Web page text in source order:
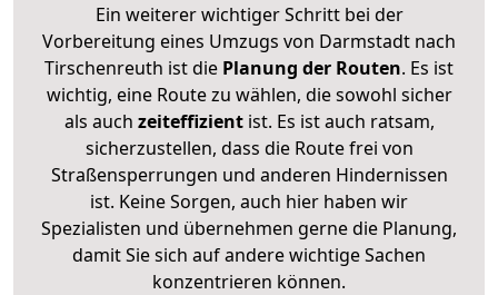
Ein weiterer wichtiger Schritt bei der
Vorbereitung eines Umzugs von Darmstadt nach
Tirschenreuth ist die Planung der Routen. Es ist
wichtig, eine Route zu wählen, die sowohl sicher
als auch zeiteffizientist. Es ist auch ratsam,
sicherzustellen, dass die Route frei von
Straßensperrungen und anderen Hindernissen
ist. Keine Sorgen, auch hier haben wir
Spezialisten und übernehmen gerne die Planung,
damit Sie sich auf andere wichtige Sachen
konzentrieren können.